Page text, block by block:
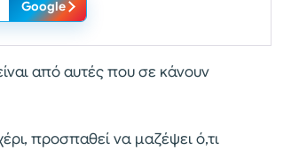
Google
από αυτές που σε κάνουν
προσπαθεί να μαζέψει ό,τι